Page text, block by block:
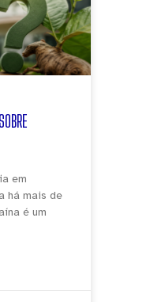
em
há mais de
é um